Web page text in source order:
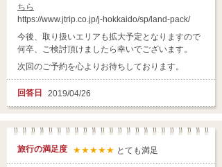
ちら
https://www.jtrip.co.jp/j-hokkaido/sp/land-pack/
今後、取り扱いエリアも拡大予定となりますので
何卒、ご検討頂けましたら幸いでございます。
次回のご予約を心よりお待ちしております。
回答日 2019/04/26
旅行の満足度 ★★★★★ とても満足